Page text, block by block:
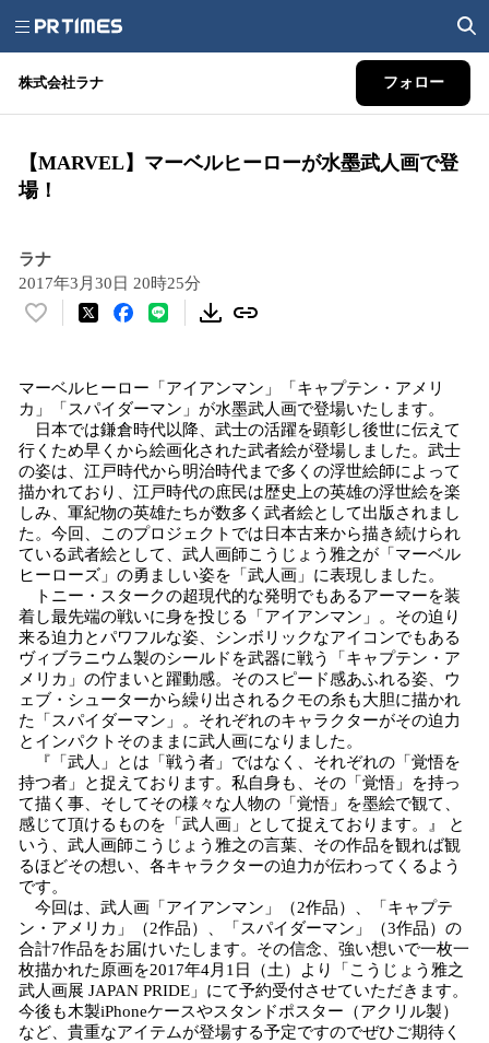
株式会社ラナ フォロー
【MARVEL】マーベルヒーローが水墨武人画で登
場！
ラナ
2017年3月30日 20時25分
い
！
数
を
読
み
込
み
中
で
す
マーベルヒーロー「アイアンマン」「キャプテン・アメリ
カ」「スパイダーマン」が水墨武人画で登場いたします。
日本では鎌倉時代以降、武士の活躍を顕彰し後世に伝えて
行くため早くから絵画化された武者絵が登場しました。武士
の姿は、江戸時代から明治時代まで多くの浮世絵師によって
描かれており、江戸時代の庶民は歴史上の英雄の浮世絵を楽
しみ、軍紀物の英雄たちが数多く武者絵として出版されまし
た。今回、このプロジェクトでは日本古来から描き続けられ
ている武者絵として、武人画師こうじょう雅之が「マーベル
ヒーローズ」の勇ましい姿を「武人画」に表現しました。
トニー・スタークの超現代的な発明でもあるアーマーを装
着し最先端の戦いに身を投じる「アイアンマン」。その迫り
来る迫力とパワフルな姿、シンボリックなアイコンでもある
ヴィブラニウム製のシールドを武器に戦う「キャプテン・ア
メリカ」の佇まいと躍動感。そのスピード感あふれる姿、ウ
ェブ・シューターから繰り出されるクモの糸も大胆に描かれ
た「スパイダーマン」。それぞれのキャラクターがその迫力
とインパクトそのままに武人画になりました。
『「武人」とは「戦う者」ではなく、それぞれの「覚悟を
持つ者」と捉えております。私自身も、その「覚悟」を持っ
て描く事、そしてその様々な人物の「覚悟」を墨絵で観て、
感じて頂けるものを「武人画」として捉えております。』 と
いう、武人画師こうじょう雅之の言葉、その作品を観れば観
るほどその想い、各キャラクターの迫力が伝わってくるよう
です。
今回は、武人画「アイアンマン」（2作品）、「キャプテ
ン・アメリカ」（2作品）、「スパイダーマン」（3作品）の
合計7作品をお届けいたします。その信念、強い想いで一枚一
枚描かれた原画を2017年4月1日（土）より「こうじょう雅之
武人画展 JAPAN PRIDE」にて予約受付させていただきます。
今後も木製iPhoneケースやスタンドポスター（アクリル製）
など、貴重なアイテムが登場する予定ですのでぜひご期待く